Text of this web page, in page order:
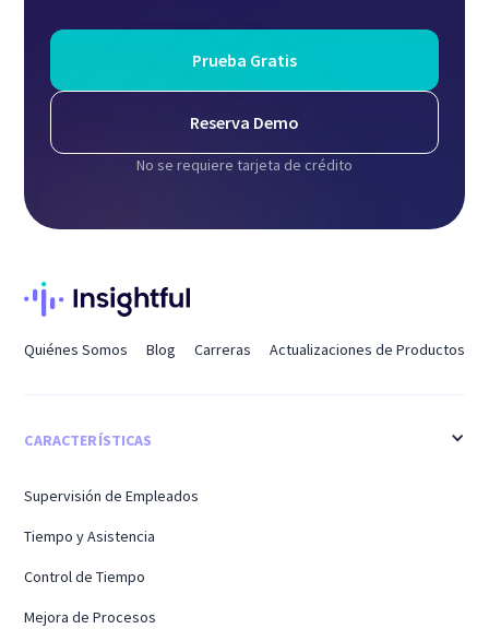
Prueba Gratis
Reserva Demo
No se requiere tarjeta de crédito
Quiénes Somos Blog Carreras Actualizaciones de Productos
CARACTERÍSTICAS
Supervisión de Empleados
Tiempo y Asistencia
Control de Tiempo
Mejora de Procesos